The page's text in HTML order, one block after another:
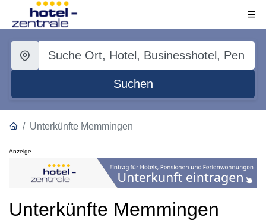
Suchen
Unterkünfte Memmingen
Anzeige
Unterkünfte Memmingen